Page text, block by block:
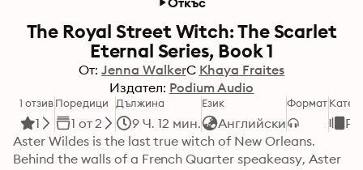
The Royal Street Witch: The Scarlet
Eternal Series, Book 1
От: Jenna WalkerС Khaya Fraites
Издател: Podium Audio
1 отзив
1
Поредици
1 от 2
Дължина
9 Ч. 12 мин.
Език
Английски
Формат
Aster Wildes is the last true witch of New Orleans.
Behind the walls of a French Quarter speakeasy, Aster